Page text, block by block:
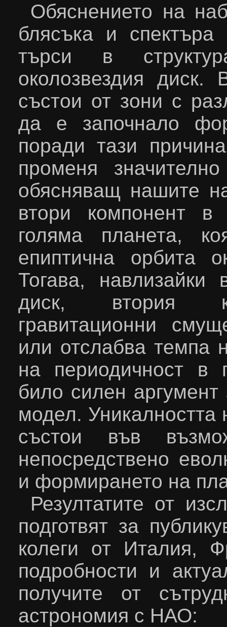
Обяснението на
блясъка и
търси в
околозвездия
състои от зони с
да е започнало
поради тази
променя
обясняващ нашите
втори компонент
голяма планета,
епиптична орбита
Тогава, навлизайки
диск, втория
гравитационни
или отслабва темпа
на периодичност в
било силен аргумент
модел. Уникалността
състои във
непосредствено
и формирането на
Резултатите от
подготвят за
колеги от Италия,
подробности и
получите от
астрономия с НАО: